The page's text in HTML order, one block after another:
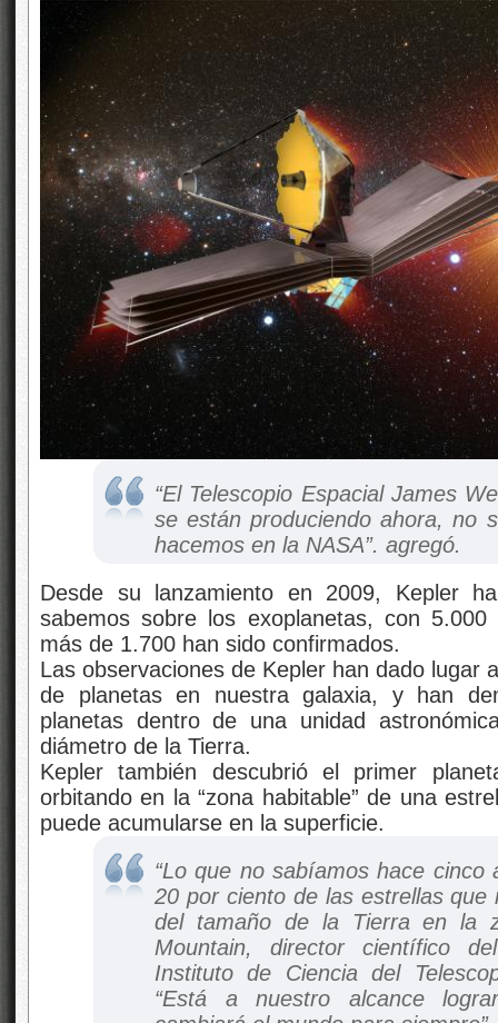
“El Telescopio Espacial James
se están produciendo ahora, no
hacemos en la NASA”. agregó.
Desde su lanzamiento en 2009, Kepler
sabemos sobre los exoplanetas, con
más de 1.700 han sido confirmados.
Las observaciones de Kepler han dado lugar
de planetas en nuestra galaxia, y han
planetas dentro de una unidad
diámetro de la Tierra.
Kepler también descubrió el primer
orbitando en la “zona habitable” de una
puede acumularse en la superficie.
“Lo que no sabíamos hace
20 por ciento de las estrellas que
del tamaño de la Tierra en la
Mountain, director científico
Instituto de Ciencia del
“Está a nuestro alcance